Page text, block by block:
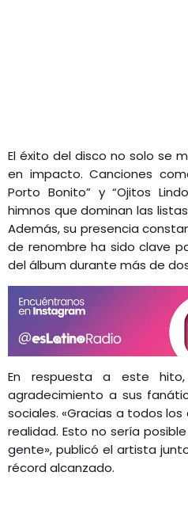
El éxito del disco no solo se
en impacto. Canciones
Porto Bonito” y “Ojitos
himnos que dominan las
Además, su presencia
de renombre ha sido clave
del álbum durante más de
En respuesta a este
agradecimiento a sus
sociales. «Gracias a todos
realidad. Esto no sería
gente», publicó el artista
récord alcanzado.